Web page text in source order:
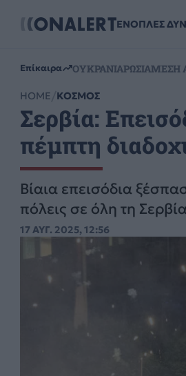
ΕΝΟΠΛΕΣ
Επίκαιρα ΟΥΚΡΑΝΙΑΡΩΣΙΑΜΕΣΗ
HOME ΚΟΣΜΟΣ
Σερβία:
πέμπτη
Βίαια επεισόδια
πόλεις σε όλη τη
17 ΑΥΓ. 2025, 12:56